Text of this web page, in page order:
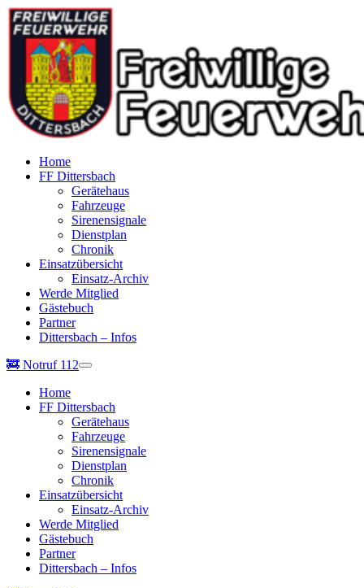
Home
FF Dittersbach
Gerätehaus
Fahrzeuge
Sirenensignale
Dienstplan
Chronik
Einsatzübersicht
Einsatz-Archiv
Werde Mitglied
Gästebuch
Partner
Dittersbach – Infos
🚒 Notruf 112
Home
FF Dittersbach
Gerätehaus
Fahrzeuge
Sirenensignale
Dienstplan
Chronik
Einsatzübersicht
Einsatz-Archiv
Werde Mitglied
Gästebuch
Partner
Dittersbach – Infos